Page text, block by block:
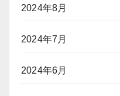
2024年8月
2024年7月
2024年6月